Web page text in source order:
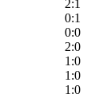
2:1
0:1
0:0
2:0
1:0
1:0
1:0